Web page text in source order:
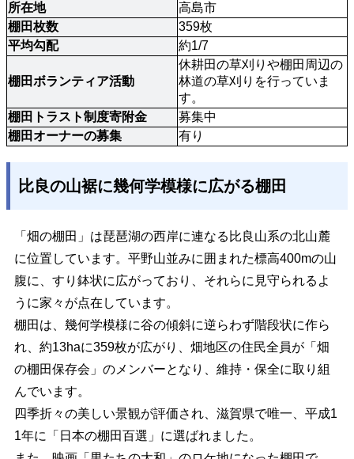
所在地
高島市
棚田枚数
359枚
平均勾配
約1/7
棚田ボランティア活動
休耕田の草刈りや棚田周辺の
林道の草刈りを行っていま
す。
棚田トラスト制度寄附金
募集中
棚田オーナーの募集
有り
比良の山裾に幾何学模様に広がる棚田
「畑の棚田」は琵琶湖の西岸に連なる比良山系の北山麓
に位置しています。平野山並みに囲まれた標高400mの山
腹に、すり鉢状に広がっており、それらに見守られるよ
うに家々が点在しています。
棚田は、幾何学模様に谷の傾斜に逆らわず階段状に作ら
れ、約13haに359枚が広がり、畑地区の住民全員が「畑
の棚田保存会」のメンバーとなり、維持・保全に取り組
んでいます。
四季折々の美しい景観が評価され、滋賀県で唯一、平成1
1年に「日本の棚田百選」に選ばれました。